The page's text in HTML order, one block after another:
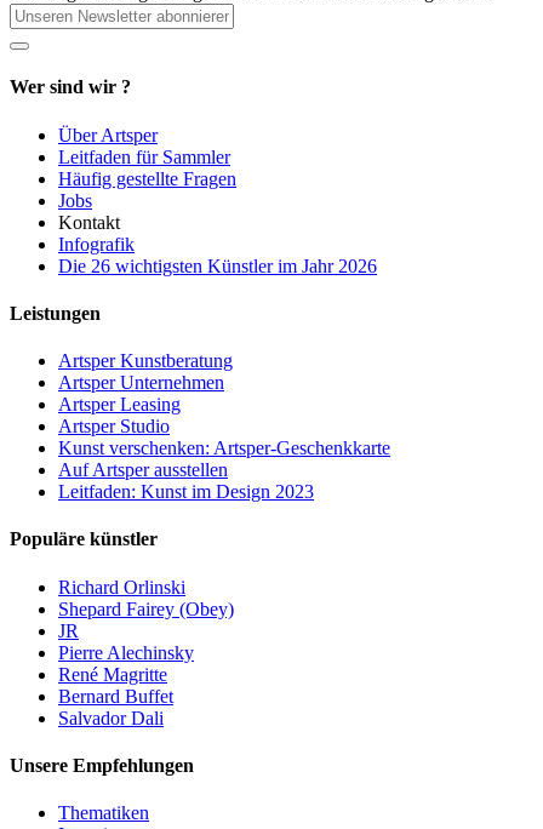
Wer sind wir ?
Über Artsper
Leitfaden für Sammler
Häufig gestellte Fragen
Jobs
Kontakt
Infografik
Die 26 wichtigsten Künstler im Jahr 2026
Leistungen
Artsper Kunstberatung
Artsper Unternehmen
Artsper Leasing
Artsper Studio
Kunst verschenken: Artsper-Geschenkkarte
Auf Artsper ausstellen
Leitfaden: Kunst im Design 2023
Populäre künstler
Richard Orlinski
Shepard Fairey (Obey)
JR
Pierre Alechinsky
René Magritte
Bernard Buffet
Salvador Dali
Unsere Empfehlungen
Thematiken